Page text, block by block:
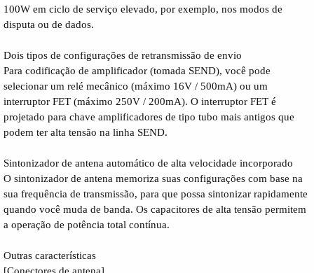
100W em ciclo de serviço elevado, por exemplo, nos modos de
disputa ou de dados.
Dois tipos de configurações de retransmissão de envio
Para codificação de amplificador (tomada SEND), você pode
selecionar um relé mecânico (máximo 16V / 500mA) ou um
interruptor FET (máximo 250V / 200mA). O interruptor FET é
projetado para chave amplificadores de tipo tubo mais antigos que
podem ter alta tensão na linha SEND.
Sintonizador de antena automático de alta velocidade incorporado
O sintonizador de antena memoriza suas configurações com base na
sua frequência de transmissão, para que possa sintonizar rapidamente
quando você muda de banda. Os capacitores de alta tensão permitem
a operação de potência total contínua.
Outras características